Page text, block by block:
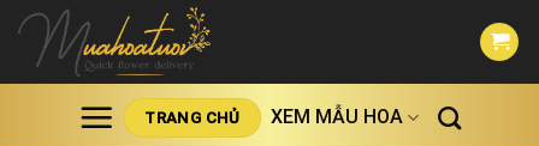
Skip
content
TRANG CHỦ XEM MẪU HOA